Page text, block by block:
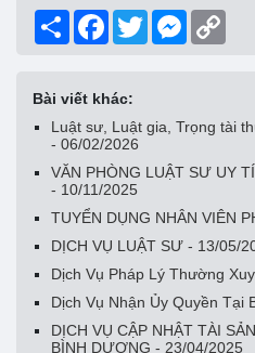
Share Facebook
Twitter Messenger
Bài viết khác:
Luật sư, Luật gia, Trọng tài
- 06/02/2026
VĂN PHÒNG LUẬT SƯ UY
- 10/11/2025
TUYỂN DỤNG NHÂN VIÊN
DỊCH VỤ LUẬT SƯ - 13/05/
Dịch Vụ Pháp Lý Thường
Dịch Vụ Nhận Ủy Quyền Tại
DỊCH VỤ CẬP NHẬT TÀI
BÌNH DƯƠNG - 23/04/2025